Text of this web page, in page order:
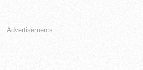
Advertisements